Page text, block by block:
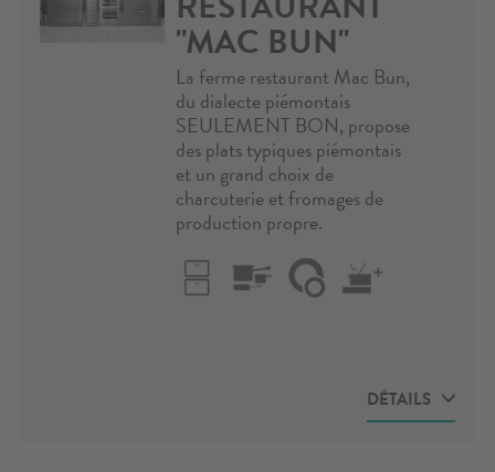
"Mac Bun"
"MAC BUN"
La ferme restaurant Mac Bun,
du dialecte piémontais
SEULEMENT BON, propose
des plats typiques piémontais
et un grand choix de
charcuterie et fromages de
production propre.
DÉTAILS